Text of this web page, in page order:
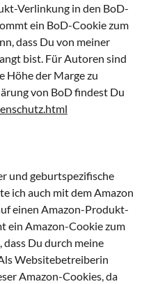
Verlinkung in den BoD-
ein BoD-Cookie zum
dass Du von meiner
bist. Für Autoren sind
Höhe der Marge zu
von BoD findest Du
und geburtspezifische
ich auch mit dem Amazon
einen Amazon-Produkt-
ein Amazon-Cookie zum
Du durch meine
Websitebetreiberin
Amazon-Cookies, da